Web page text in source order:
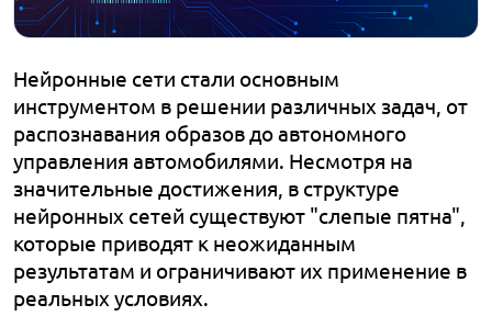
Нейронные сети стали основным
инструментом в решении различных задач, от
распознавания образов до автономного
управления автомобилями. Несмотря на
значительные достижения, в структуре
нейронных сетей существуют "слепые пятна",
которые приводят к неожиданным
результатам и ограничивают их применение в
реальных условиях.